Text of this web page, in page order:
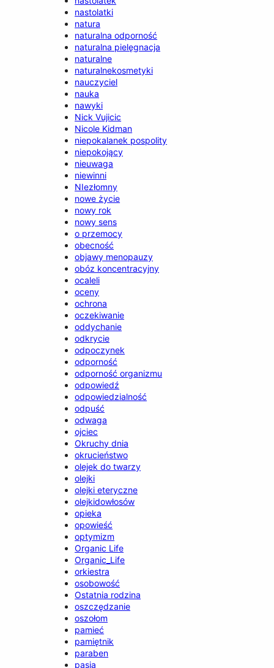
nastolatki
natura
naturalna odporność
naturalna pielęgnacja
naturalne
naturalnekosmetyki
nauczyciel
nauka
nawyki
Nick Vujicic
Nicole Kidman
niepokalanek pospolity
niepokojący
nieuwaga
niewinni
NIezłomny
nowe życie
nowy rok
nowy sens
o przemocy
obecność
objawy menopauzy
obóz koncentracyjny
ocaleli
oceny
ochrona
oczekiwanie
oddychanie
odkrycie
odpoczynek
odporność
odporność organizmu
odpowiedź
odpowiedzialność
odpuść
odwaga
ojciec
Okruchy dnia
okrucieństwo
olejek do twarzy
olejki
olejki eteryczne
olejkidowłosów
opieka
opowieść
optymizm
Organic Life
Organic_Life
orkiestra
osobowość
Ostatnia rodzina
oszczędzanie
oszołom
pamieć
pamiętnik
paraben
pasja